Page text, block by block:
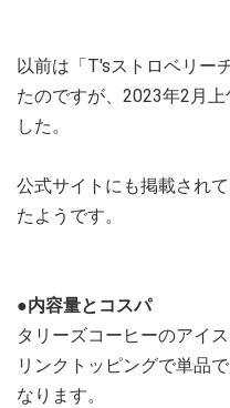
以前は「T'sストロベリー
たのですが、2023年2月
した。
公式サイトにも掲載され
たようです。
●内容量とコスパ
タリーズコーヒーのアイ
リンクトッピングで単品
なります。